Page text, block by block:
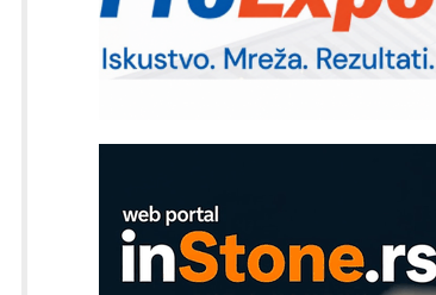
modernog i odgovornog građenja
Proizvodnja iC7 Hybrid 1500 VDC
mrežnog pretvarača sa tečnim
ROSA i SCHUNK podižu proizvodnju
na viši nivo
Detekcija različitih oblika